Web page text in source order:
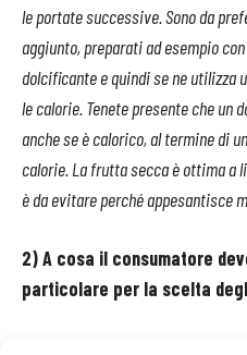
le portate successive. Sono da
aggiunto, preparati ad esempio
dolcificante e quindi se ne utilizza
le calorie. Tenete presente che un
anche se è calorico, al termine di
calorie. La frutta secca è ottima a
è da evitare perché appesantisce
2) A cosa il consumatore
particolare per la scelta